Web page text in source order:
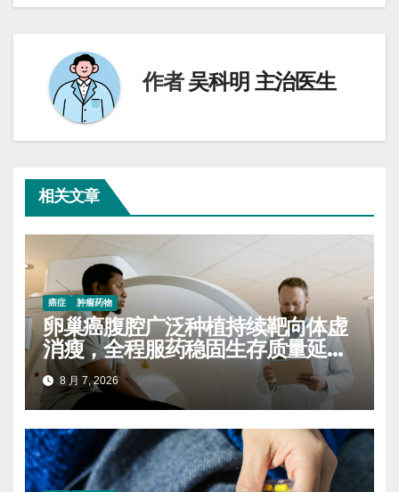
航
作者吴科明 主治医生
相关文章
癌症 肿瘤药物
卵巢癌腹腔广泛种植持续靶向体虚
消瘦，全程服药稳固生存质量延缓
进展
8 月 7, 2026